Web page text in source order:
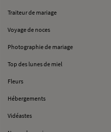
Traiteur de mariage
Voyage de noces
Photographie de mariage
Top des lunes de miel
Fleurs
Hébergements
Vidéastes